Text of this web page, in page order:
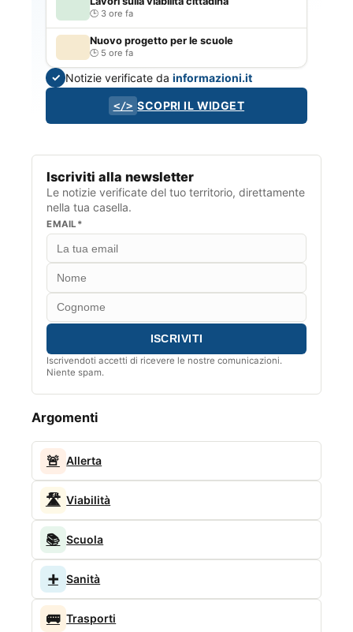
3 ore fa
Nuovo progetto per le scuole
5 ore fa
✓ Notizie verificate dainformazioni.it
</> SCOPRI IL WIDGET
Iscriviti alla newsletter
Le notizie verificate del tuo territorio, direttamente
nella tua casella.
EMAIL*
Iscrivendoti accetti di ricevere le nostre comunicazioni.
Niente spam.
Argomenti
🚨 Allerta
🛣️ Viabilità
📚 Scuola
➕ Sanità
🚌 Trasporti